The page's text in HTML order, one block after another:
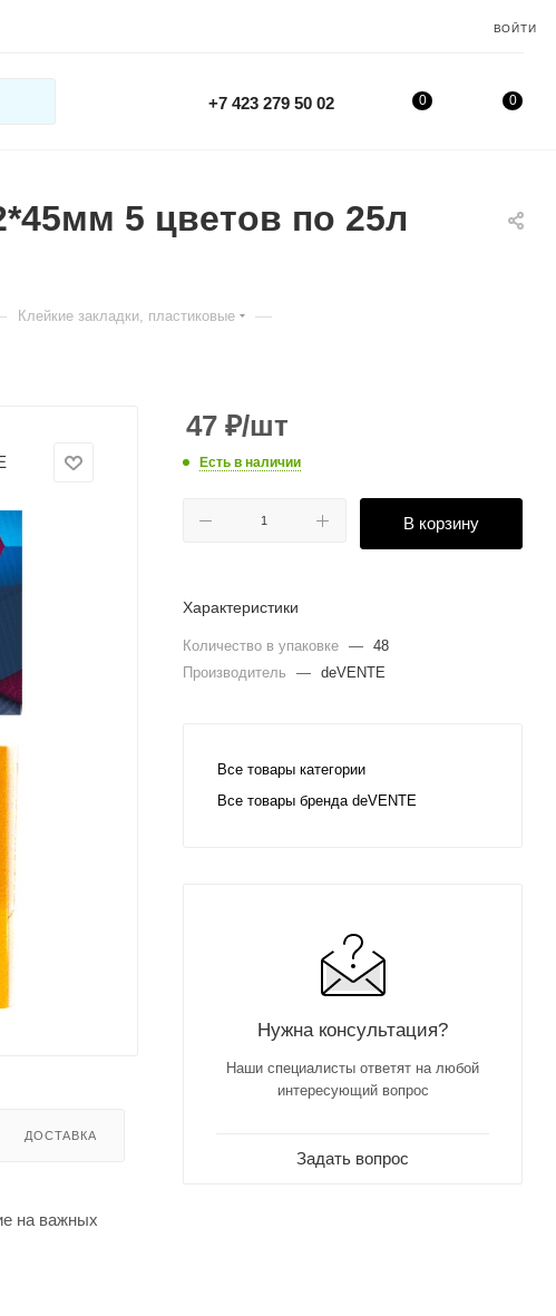
ВОЙТИ
+7 423 279 50 02 0
0
5 цветов по 25л
Клейкие закладки, пластиковые —
ДОСТАВКА
на важных
47 ₽/шт
Есть в наличии
В корзину
Характеристики
Количество в упаковке — 48
Производитель
— deVENTE
Все товары категории
Все товары бренда deVENTE
Нужна консультация?
Наши специалисты ответят на любой
интересующий вопрос
Задать вопрос